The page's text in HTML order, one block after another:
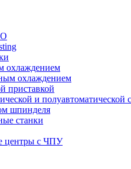
охлаждением
охлаждением
приставкой
и полуавтоматической
шпинделя
станки
центры с ЧПУ